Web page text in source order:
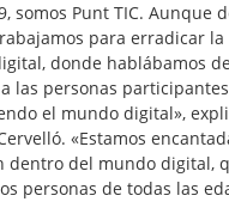
somos Punt TIC. Aunque
para erradicar
donde hablábamos
las personas
el mundo digital»,
«Estamos
dentro del mundo digital,
personas de todas las